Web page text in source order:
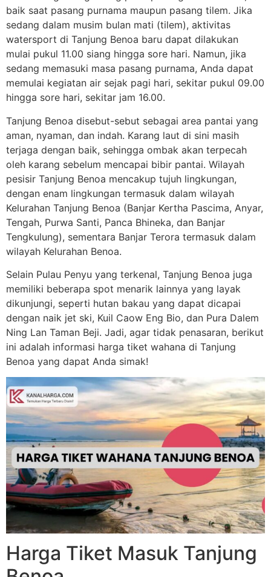
baik saat pasang purnama maupun pasang tilem. Jika
sedang dalam musim bulan mati (tilem), aktivitas
watersport di Tanjung Benoa baru dapat dilakukan
mulai pukul 11.00 siang hingga sore hari. Namun, jika
sedang memasuki masa pasang purnama, Anda dapat
memulai kegiatan air sejak pagi hari, sekitar pukul 09.00
hingga sore hari, sekitar jam 16.00.
Tanjung Benoa disebut-sebut sebagai area pantai yang
aman, nyaman, dan indah. Karang laut di sini masih
terjaga dengan baik, sehingga ombak akan terpecah
oleh karang sebelum mencapai bibir pantai. Wilayah
pesisir Tanjung Benoa mencakup tujuh lingkungan,
dengan enam lingkungan termasuk dalam wilayah
Kelurahan Tanjung Benoa (Banjar Kertha Pascima, Anyar,
Tengah, Purwa Santi, Panca Bhineka, dan Banjar
Tengkulung), sementara Banjar Terora termasuk dalam
wilayah Kelurahan Benoa.
Selain Pulau Penyu yang terkenal, Tanjung Benoa juga
memiliki beberapa spot menarik lainnya yang layak
dikunjungi, seperti hutan bakau yang dapat dicapai
dengan naik jet ski, Kuil Caow Eng Bio, dan Pura Dalem
Ning Lan Taman Beji. Jadi, agar tidak penasaran, berikut
ini adalah informasi harga tiket wahana di Tanjung
Benoa yang dapat Anda simak!
Harga Tiket Masuk Tanjung